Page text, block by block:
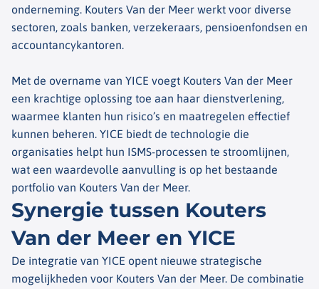
onderneming. Kouters Van der Meer werkt voor diverse
sectoren, zoals banken, verzekeraars, pensioenfondsen en
accountancykantoren.
Met de overname van YICE voegt Kouters Van der Meer
een krachtige oplossing toe aan haar dienstverlening,
waarmee klanten hun risico’s en maatregelen effectief
kunnen beheren. YICE biedt de technologie die
organisaties helpt hun ISMS-processen te stroomlijnen,
wat een waardevolle aanvulling is op het bestaande
portfolio van Kouters Van der Meer.
Synergie tussen Kouters
Van der Meer en YICE
De integratie van YICE opent nieuwe strategische
mogelijkheden voor Kouters Van der Meer. De combinatie